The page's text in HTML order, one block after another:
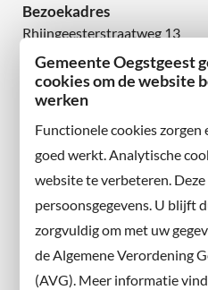
Gemeente Oegstgeest
cookies om de website
werken
Functionele cookies
goed werkt. Analytische
website te verbeteren.
persoonsgegevens. U blijft
zorgvuldig om met uw
de Algemene Verordening
(AVG). Meer informatie
Bezoekadres
Rhijngeesterstraatweg 13
2342 AN Oegstgeest
Wilt u niets missen?
en volg ons ook op sociale
Facebook
X
Instagram